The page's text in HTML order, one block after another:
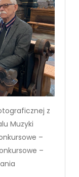
z
Muzyki
–
–